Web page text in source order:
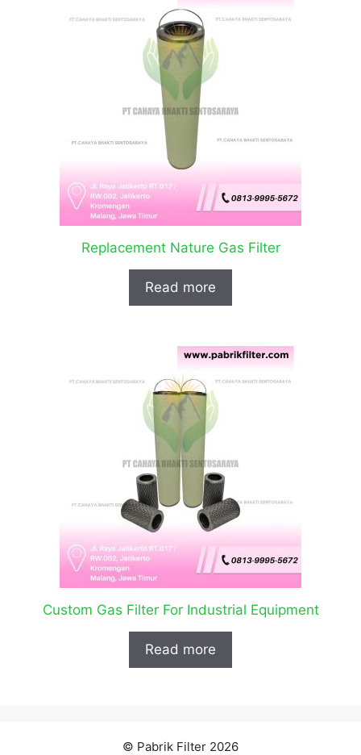
Replacement Nature Gas Filter
Read more
Custom Gas Filter For Industrial Equipment
Read more
© Pabrik Filter 2026